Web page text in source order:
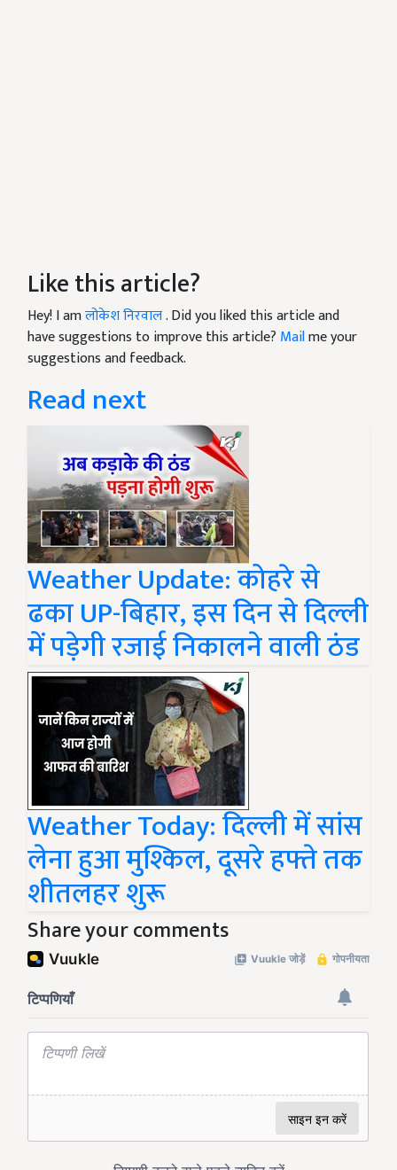
Like this article?
Hey! I amलोकेश निरवाल. Did you liked this article and
have suggestions to improve this article? Mailme your
suggestions and feedback.
Read next
Weather Update: कोहरे से
ढका UP-बिहार, इस दिन से दिल्ली
में पड़ेगी रजाई निकालने वाली ठंड
Weather Today: दिल्ली में सांस
लेना हुआ मुश्किल, दूसरे हफ्ते तक
शीतलहर शुरू
Share your comments